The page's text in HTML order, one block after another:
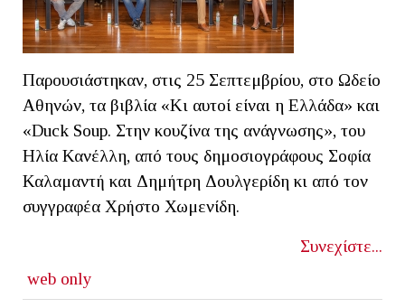
Παρουσιάστηκαν, στις 25 Σεπτεμβρίου, στο Ωδείο
Αθηνών, τα βιβλία «Κι αυτοί είναι η Ελλάδα» και
«Duck Soup. Στην κουζίνα της ανάγνωσης», του
Ηλία Κανέλλη, από τους δημοσιογράφους Σοφία
Καλαμαντή και Δημήτρη Δουλγερίδη κι από τον
συγγραφέα Χρήστο Χωμενίδη.
Συνεχίστε...
web only